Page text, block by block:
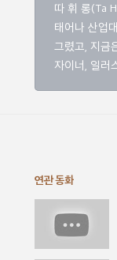
따 휘 롱(Ta
태어나 산업
그렸고, 지금
자이너, 일러
연관 동화